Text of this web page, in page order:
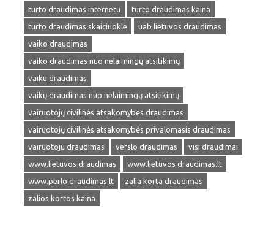
turto draudimas internetu
turto draudimas kaina
turto draudimas skaiciuokle
uab lietuvos draudimas
vaiko draudimas
vaiko draudimas nuo nelaimingų atsitikimų
vaiku draudimas
vaikų draudimas nuo nelaimingų atsitikimų
vairuotojų civilinės atsakomybės draudimas
vairuotojų civilinės atsakomybės privalomasis draudimas
vairuotoju draudimas
verslo draudimas
visi draudimai
www.lietuvos draudimas
www.lietuvos draudimas.lt
www.perlo draudimas.lt
zalia korta draudimas
zalios kortos kaina